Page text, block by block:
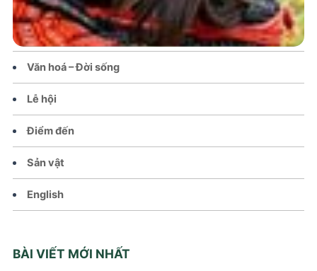
Tin tức – Sự kiện
Chính sách
Văn hoá – Đời sống
Lễ hội
Điểm đến
Sản vật
English
BÀI VIẾT MỚI NHẤT